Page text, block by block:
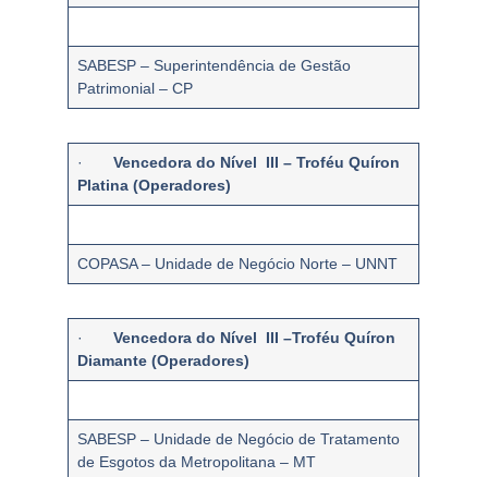
SABESP – Superintendência de Gestão
Patrimonial – CP
· Vencedora do Nível III – Troféu Quíron
Platina (Operadores)
COPASA – Unidade de Negócio Norte – UNNT
· Vencedora do Nível III –Troféu Quíron
Diamante (Operadores)
SABESP – Unidade de Negócio de Tratamento
de Esgotos da Metropolitana – MT